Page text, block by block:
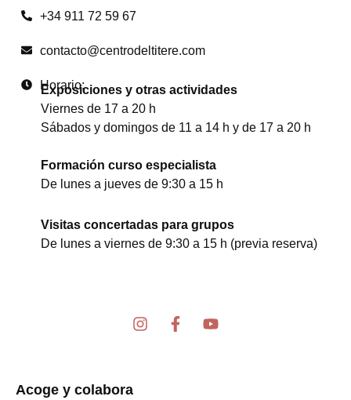
+34 911 72 59 67
contacto@centrodeltitere.com
Horario:
Exposiciones y otras actividades
Viernes de 17 a 20 h
Sábados y domingos de 11 a 14 h y de 17 a 20 h
Formación curso especialista
De lunes a jueves de 9:30 a 15 h
Visitas concertadas para grupos
De lunes a viernes de 9:30 a 15 h (previa reserva)
I
F
Y
Acoge y colabora